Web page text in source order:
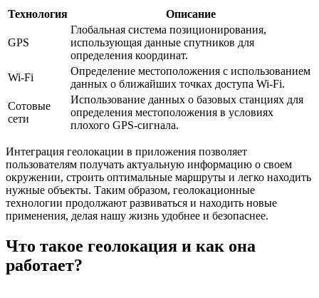
Технология Описание
GPS
Глобальная система позиционирования,
использующая данные спутников для
определения координат.
Wi-Fi
Определение местоположения с использованием
данных о ближайших точках доступа Wi-Fi.
Сотовые
сети
Использование данных о базовых станциях для
определения местоположения в условиях
плохого GPS-сигнала.
Интеграция геолокации в приложения позволяет
пользователям получать актуальную информацию о своем
окружении, строить оптимальные маршруты и легко находить
нужные объекты. Таким образом, геолокационные
технологии продолжают развиваться и находить новые
применения, делая нашу жизнь удобнее и безопаснее.
Что такое геолокация и как она
работает?